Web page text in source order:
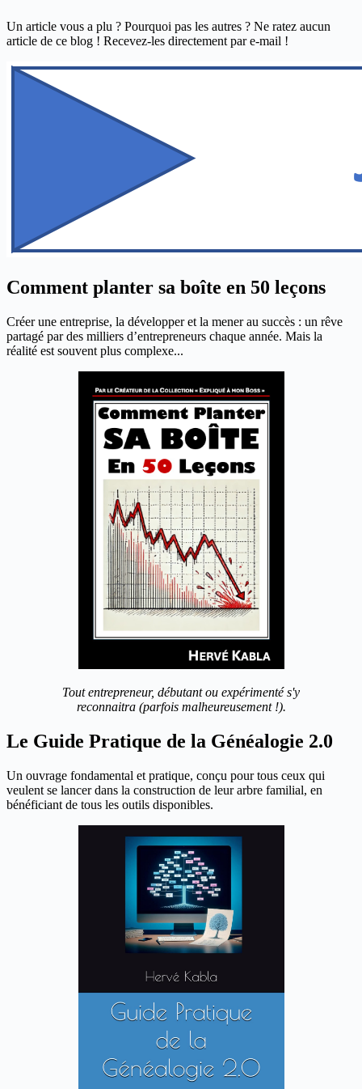
Un article vous a plu ? Pourquoi pas les autres ? Ne ratez aucun
article de ce blog ! Recevez-les directement par e-mail !
Comment planter sa boîte en 50 leçons
Créer une entreprise, la développer et la mener au succès : un rêve
partagé par des milliers d’entrepreneurs chaque année. Mais la
réalité est souvent plus complexe...
Tout entrepreneur, débutant ou expérimenté s'y
reconnaitra (parfois malheureusement !).
Le Guide Pratique de la Généalogie 2.0
Un ouvrage fondamental et pratique, conçu pour tous ceux qui
veulent se lancer dans la construction de leur arbre familial, en
bénéficiant de tous les outils disponibles.